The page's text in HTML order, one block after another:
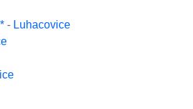
- Luhacovice